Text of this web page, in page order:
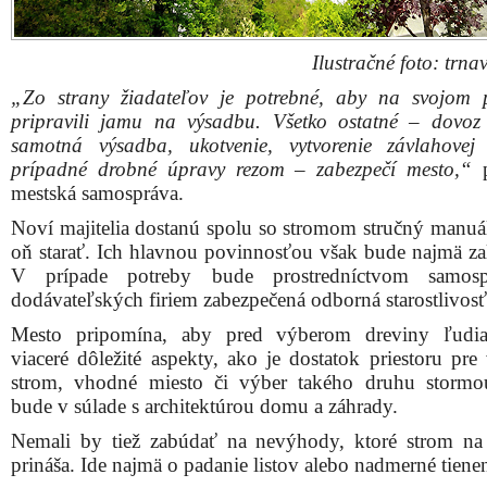
Ilustračné foto:
„Zo strany žiadateľov je potrebné, aby na svojom
pripravili jamu na výsadbu. Všetko ostatné – dovoz
samotná výsadba, ukotvenie, vytvorenie
prípadné drobné úpravy rezom – zabezpečí mesto,“
mestská samospráva.
Noví majitelia dostanú spolu so stromom stručný
oň starať. Ich hlavnou povinnosťou však bude najmä
V prípade potreby bude prostredníctvom
dodávateľských firiem zabezpečená odborná
Mesto pripomína, aby pred výberom dreviny
viaceré dôležité aspekty, ako je dostatok priestoru pre
strom, vhodné miesto či výber takého druhu
bude v súlade s architektúrou domu a záhrady.
Nemali by tiež zabúdať na nevýhody, ktoré strom na
prináša. Ide najmä o padanie listov alebo nadmerné